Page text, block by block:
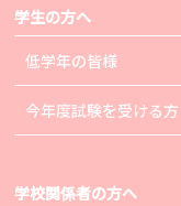
学生の方へ
低学年の皆様
今年度試験を受ける方
学校関係者の方へ